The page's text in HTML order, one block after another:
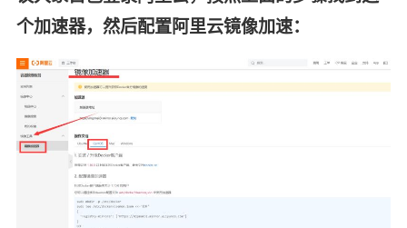
个加速器，然后配置阿里云镜像加速：